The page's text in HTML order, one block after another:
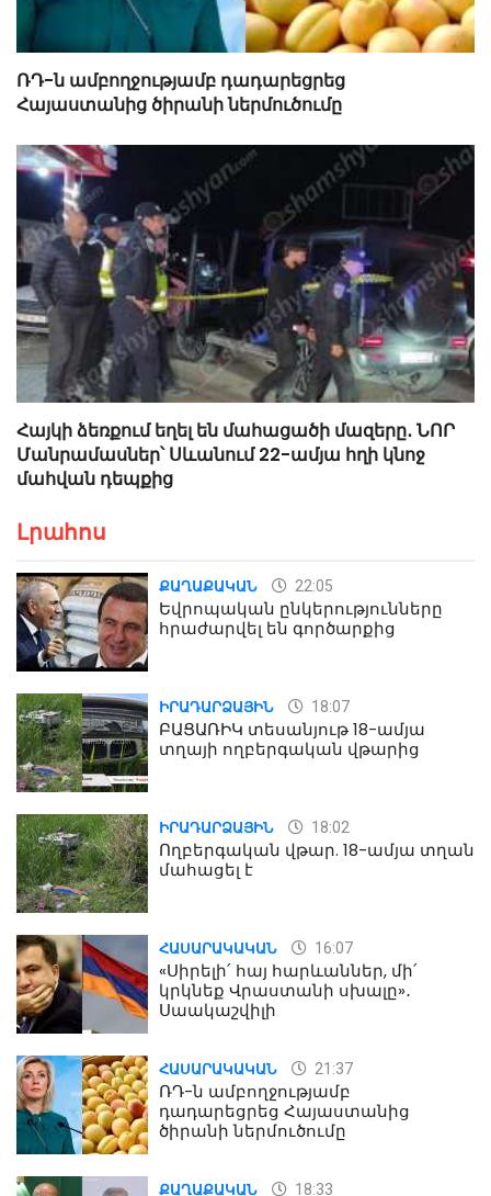
ՌԴ-ն ամբողջությամբ դադարեցրեց
Հայաստանից ծիրանի ներմուծումը
Հայկի ձեռքում եղել են մահացածի մազերը․ ՆՈՐ
Մանրամասներ՝ Սևանում 22-ամյա հղի կնոջ
մահվան դեպքից
Լրահոս
ՔԱՂԱՔԱԿԱՆ 22:05
Եվրոպական ընկերությունները
հրաժարվել են գործարքից
ԻՐԱԴԱՐՁԱՅԻՆ 18:07
ԲԱՑԱՌԻԿ տեսանյութ 18-ամյա
տղայի ողբերգական վթարից
ԻՐԱԴԱՐՁԱՅԻՆ 18:02
Ողբերգական վթար. 18-ամյա տղան
մահացել է
ՀԱՍԱՐԱԿԱԿԱՆ 16:07
«Սիրելի՛ հայ հարևաններ, մի՛
կրկնեք Վրաստանի սխալը»․
Սաակաշվիլի
ՀԱՍԱՐԱԿԱԿԱՆ 21:37
ՌԴ-ն ամբողջությամբ
դադարեցրեց Հայաստանից
ծիրանի ներմուծումը
ՔԱՂԱՔԱԿԱՆ 18:33